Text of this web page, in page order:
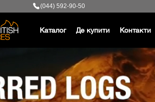
(044) 592-90-50
Каталог Де купити Контакти